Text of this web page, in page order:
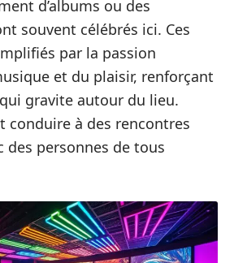
d’albums ou des
souvent célébrés ici. Ces
par la passion
et du plaisir, renforçant
gravite autour du lieu.
conduire à des rencontres
des personnes de tous